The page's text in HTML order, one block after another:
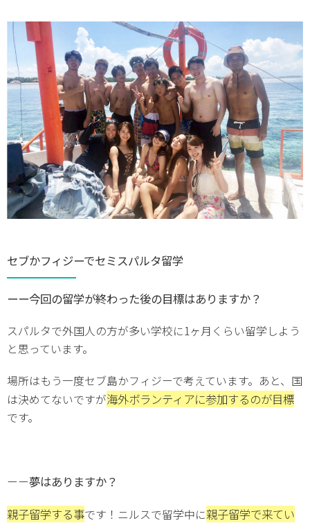
セブかフィジーでセミスパルタ留学
ーー今回の留学が終わった後の目標はありますか？
スパルタで外国人の方が多い学校に1ヶ月くらい留学しよう
と思っています。
場所はもう一度セブ島かフィジーで考えています。あと、国
は決めてないですが海外ボランティアに参加するのが目標
です。
ーー夢はありますか？
親子留学する事です！ニルスで留学中に親子留学で来てい